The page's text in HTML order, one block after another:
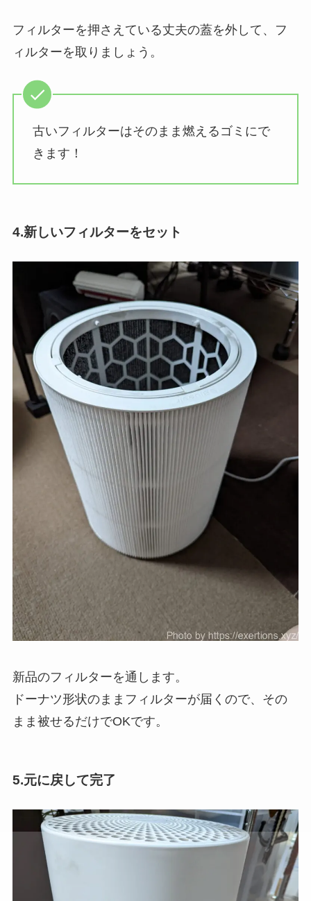
フィルターを押さえている丈夫の蓋を外して、フ
ィルターを取りましょう。
古いフィルターはそのまま燃えるゴミにで
きます！
4.新しいフィルターをセット
新品のフィルターを通します。
ドーナツ形状のままフィルターが届くので、その
まま被せるだけでOKです。
5.元に戻して完了